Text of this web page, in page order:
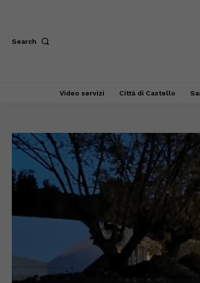
Search
Video servizi Città di Castello